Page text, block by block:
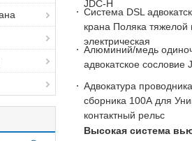
JDC-H
Система DSL
крана Поляка тяжелой
электрическая
Алюминий/медь
адвокатское сословие
Адвокатура
сборника 100А для
контактный рельс
Высокая система